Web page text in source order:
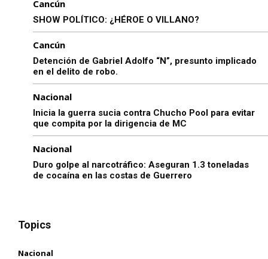
Cancún
SHOW POLÍTICO: ¿HÉROE O VILLANO?
Cancún
Detención de Gabriel Adolfo “N”, presunto implicado
en el delito de robo.
Nacional
Inicia la guerra sucia contra Chucho Pool para evitar
que compita por la dirigencia de MC
Nacional
Duro golpe al narcotráfico: Aseguran 1.3 toneladas
de cocaína en las costas de Guerrero
Topics
Nacional